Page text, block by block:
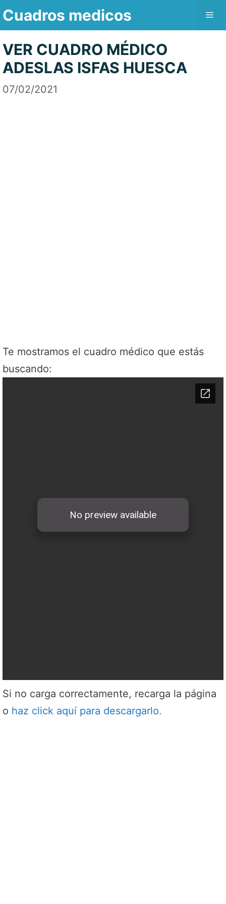
Saltar
contenido
Cuadros medicos
VER CUADRO MÉDICO
ADESLAS ISFAS HUESCA
07/02/2021
Te mostramos el cuadro médico que estás
buscando:
Si no carga correctamente, recarga la página
o haz click aquí para descargarlo.